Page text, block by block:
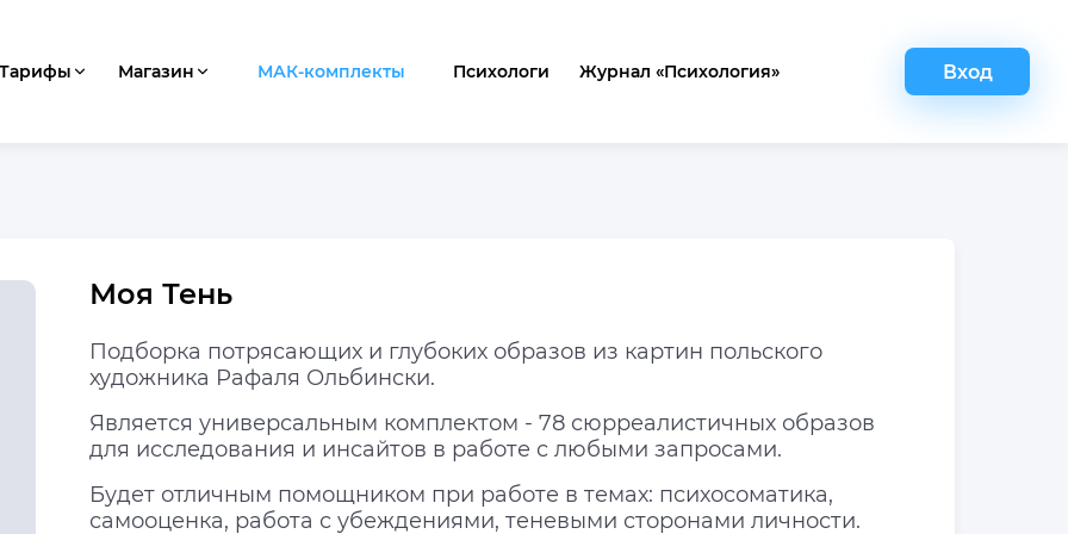
Магазин МАК-комплекты Психологи Журнал «Психология» Вход
Моя Тень
Подборка потрясающих и глубоких образов из картин польского
художника Рафаля Ольбински.
Является универсальным комплектом - 78 сюрреалистичных образов
для исследования и инсайтов в работе с любыми запросами.
Будет отличным помощником при работе в темах: психосоматика,
самооценка, работа с убеждениями, теневыми сторонами личности.